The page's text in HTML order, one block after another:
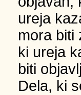
ureja
mora biti
ki ureja
biti
Dela, ki